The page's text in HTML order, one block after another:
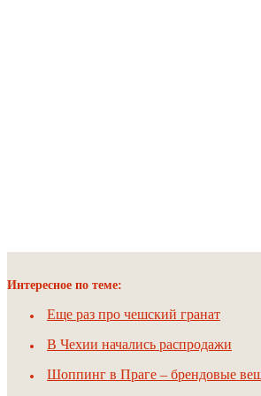
Интересное по теме:
Еще раз про чешский гранат
В Чехии начались распродажи
Шоппинг в Праге – брендовые